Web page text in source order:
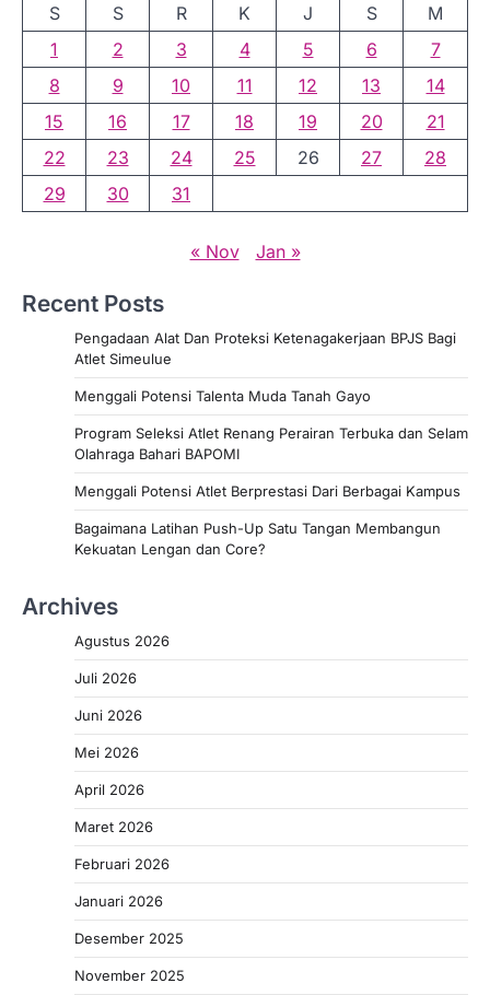
S
S R K J S
M
1
2 3 4 5 6
7
8
9 10 11 12 13
14
15
16 17 18 19 20
21
22
23 24 25 26 27
28
29
30 31
« Nov Jan »
Recent Posts
Pengadaan Alat Dan Proteksi Ketenagakerjaan BPJS Bagi
Atlet Simeulue
Menggali Potensi Talenta Muda Tanah Gayo
Program Seleksi Atlet Renang Perairan Terbuka dan Selam
Olahraga Bahari BAPOMI
Menggali Potensi Atlet Berprestasi Dari Berbagai Kampus
Bagaimana Latihan Push-Up Satu Tangan Membangun
Kekuatan Lengan dan Core?
Archives
Agustus 2026
Juli 2026
Juni 2026
Mei 2026
April 2026
Maret 2026
Februari 2026
Januari 2026
Desember 2025
November 2025